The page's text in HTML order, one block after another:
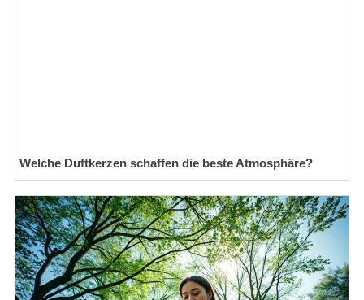
Welche Duftkerzen schaffen die beste Atmosphäre?